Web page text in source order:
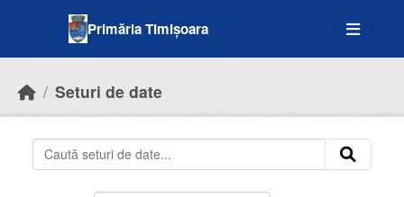
Primăria Timișoara
Seturi de date